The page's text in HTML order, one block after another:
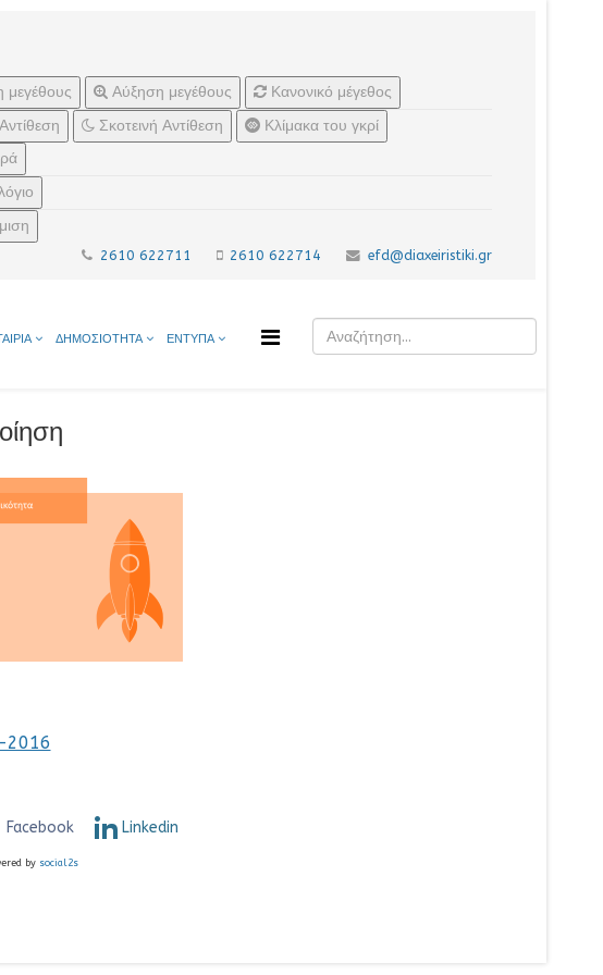
μεγέθους Αύξηση μεγέθους
Κανονικό μέγεθος
Σκοτεινή Αντίθεση
Κλίμακα του γκρί
2610 622711 2610 622714 efd@diaxeiristiki.gr
ΔΗΜΟΣΙΟΤΗΤΑ ΕΝΤΥΠΑ
2016
Facebook Linkedin
by social2s